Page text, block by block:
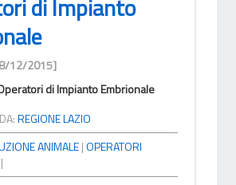
di Impianto
12/2015]
di Impianto Embrionale
REGIONE LAZIO
ANIMALE|OPERATORI
|